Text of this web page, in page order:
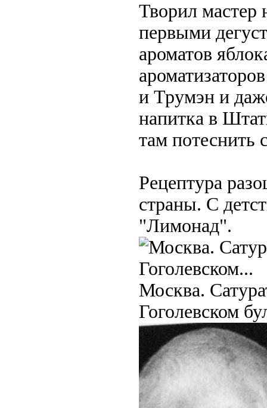
Творил мастер
первыми
ароматов
и Трумэн и
напитка в
там потеснить
Рецептура
страны. С
"Лимонад".
Москва.
Гоголевском